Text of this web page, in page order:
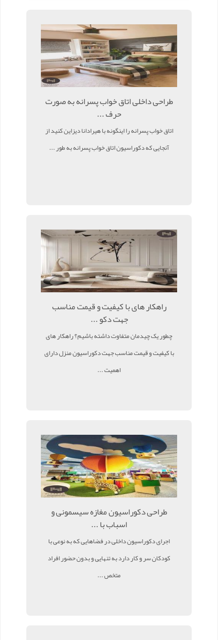
طراحی داخلی اتاق خواب پسرانه به صورت
حرف ...
اتاق خواب پسرانه را اینگونه با هیرادانا دیزاین کنید از
آنجایی که دکوراسیون اتاق خواب پسرانه به طور ...
راهکار های با کیفیت و قیمت مناسب
جهت دکو ...
چطور یک چیدمان متفاوت داشته باشیم؟ راهکار های
با کیفیت و قیمت مناسب جهت دکوراسیون منزل دارای
اهمیت ...
طراحی دکوراسیون مغازه سیسمونی و
اسباب با ...
اجرای دکوراسیون داخلی در فضاهایی که به نوعی با
کودکان سر و کار دارد به تنهایی و بدون حضور افراد
متخص ...